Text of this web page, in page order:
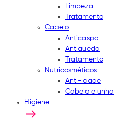
Limpeza
Tratamento
Cabelo
Anticaspa
Antiqueda
Tratamento
Nutricosméticos
Anti-idade
Cabelo e unha
Higiene